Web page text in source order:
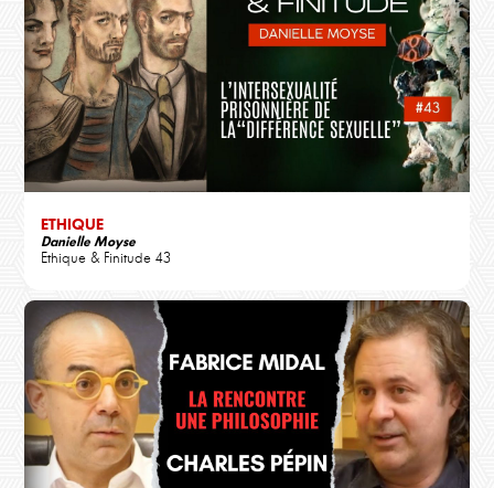
ETHIQUE
Danielle Moyse
Ethique & Finitude 43